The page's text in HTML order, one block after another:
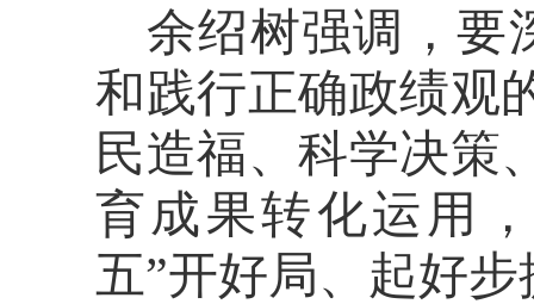
余绍树强调，要
和践行正确政绩观
民造福、科学决策
育成果转化运用
五”开好局、起好